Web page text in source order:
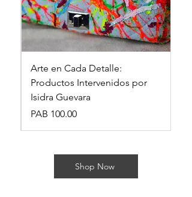
Best Seller
Arte en Cada Detalle:
Productos Intervenidos por
Isidra Guevara
السعر
Shop Now